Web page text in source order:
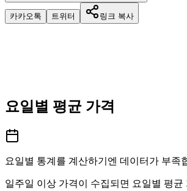
카카오톡 트위터 링크 복사
요일별 평균 가격
요일별 통계를 계산하기엔 데이터가 부족
일주일 이상 가격이 수집되면 요일별 평